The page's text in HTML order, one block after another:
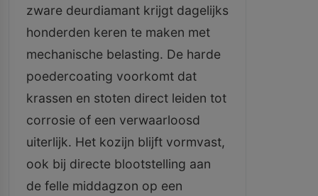
zware deurdiamant krijgt dagelijks
honderden keren te maken met
mechanische belasting. De harde
poedercoating voorkomt dat
krassen en stoten direct leiden tot
corrosie of een verwaarloosd
uiterlijk. Het kozijn blijft vormvast,
ook bij directe blootstelling aan
de felle middagzon op een